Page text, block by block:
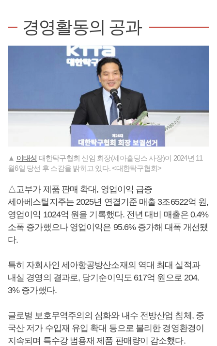
경영활동의 공과
▲ 이태성 대한탁구협회 신임 회장(세아홀딩스 사장)이 2024년 11
월6일 당선 후 소감을 밝히고 있다. <대한탁구협회>
△고부가 제품 판매 확대, 영업이익 급증
세아베스틸지주는 2025년 연결기준 매출 3조6522억 원,
영업이익 1024억 원을 기록했다. 전년 대비 매출은 0.4%
소폭 증가했으나 영업이익은 95.6% 증가해 대폭 개선됐
다.
특히 자회사인 세아항공방산소재의 역대 최대 실적과
내실 경영의 결과로, 당기순이익도 617억 원으로 204.
3% 증가했다.
글로벌 보호무역주의의 심화와 내수 전방산업 침체, 중
국산 저가 수입재 유입 확대 등으로 불리한 경영환경이
지속되며 특수강 범용재 제품 판매량이 감소했다.